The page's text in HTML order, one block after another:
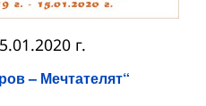
– Мечтателят“
г.